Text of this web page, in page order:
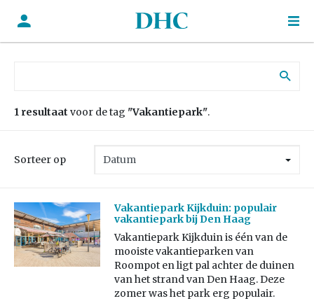
1 resultaat voor de tag "Vakantiepark".
Sorteer op
Vakantiepark Kijkduin: populair
vakantiepark bij Den Haag
Vakantiepark Kijkduin is één van de
mooiste vakantieparken van
Roompot en ligt pal achter de duinen
van het strand van Den Haag. Deze
zomer was het park erg populair.